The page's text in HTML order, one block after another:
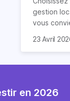
gestion
vous
23 Avril
en 2026